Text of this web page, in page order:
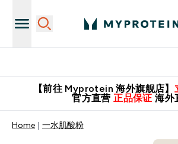
【前往 Myprotein 海外旗舰店】
官方直营 正品保证 海外
Home 一水肌酸粉